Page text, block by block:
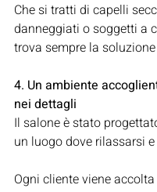
Che si tratti di capelli
danneggiati o soggetti a
trova sempre la
4. Un ambiente
nei dettagli
Il salone è stato
un luogo dove rilassarsi
Ogni cliente viene